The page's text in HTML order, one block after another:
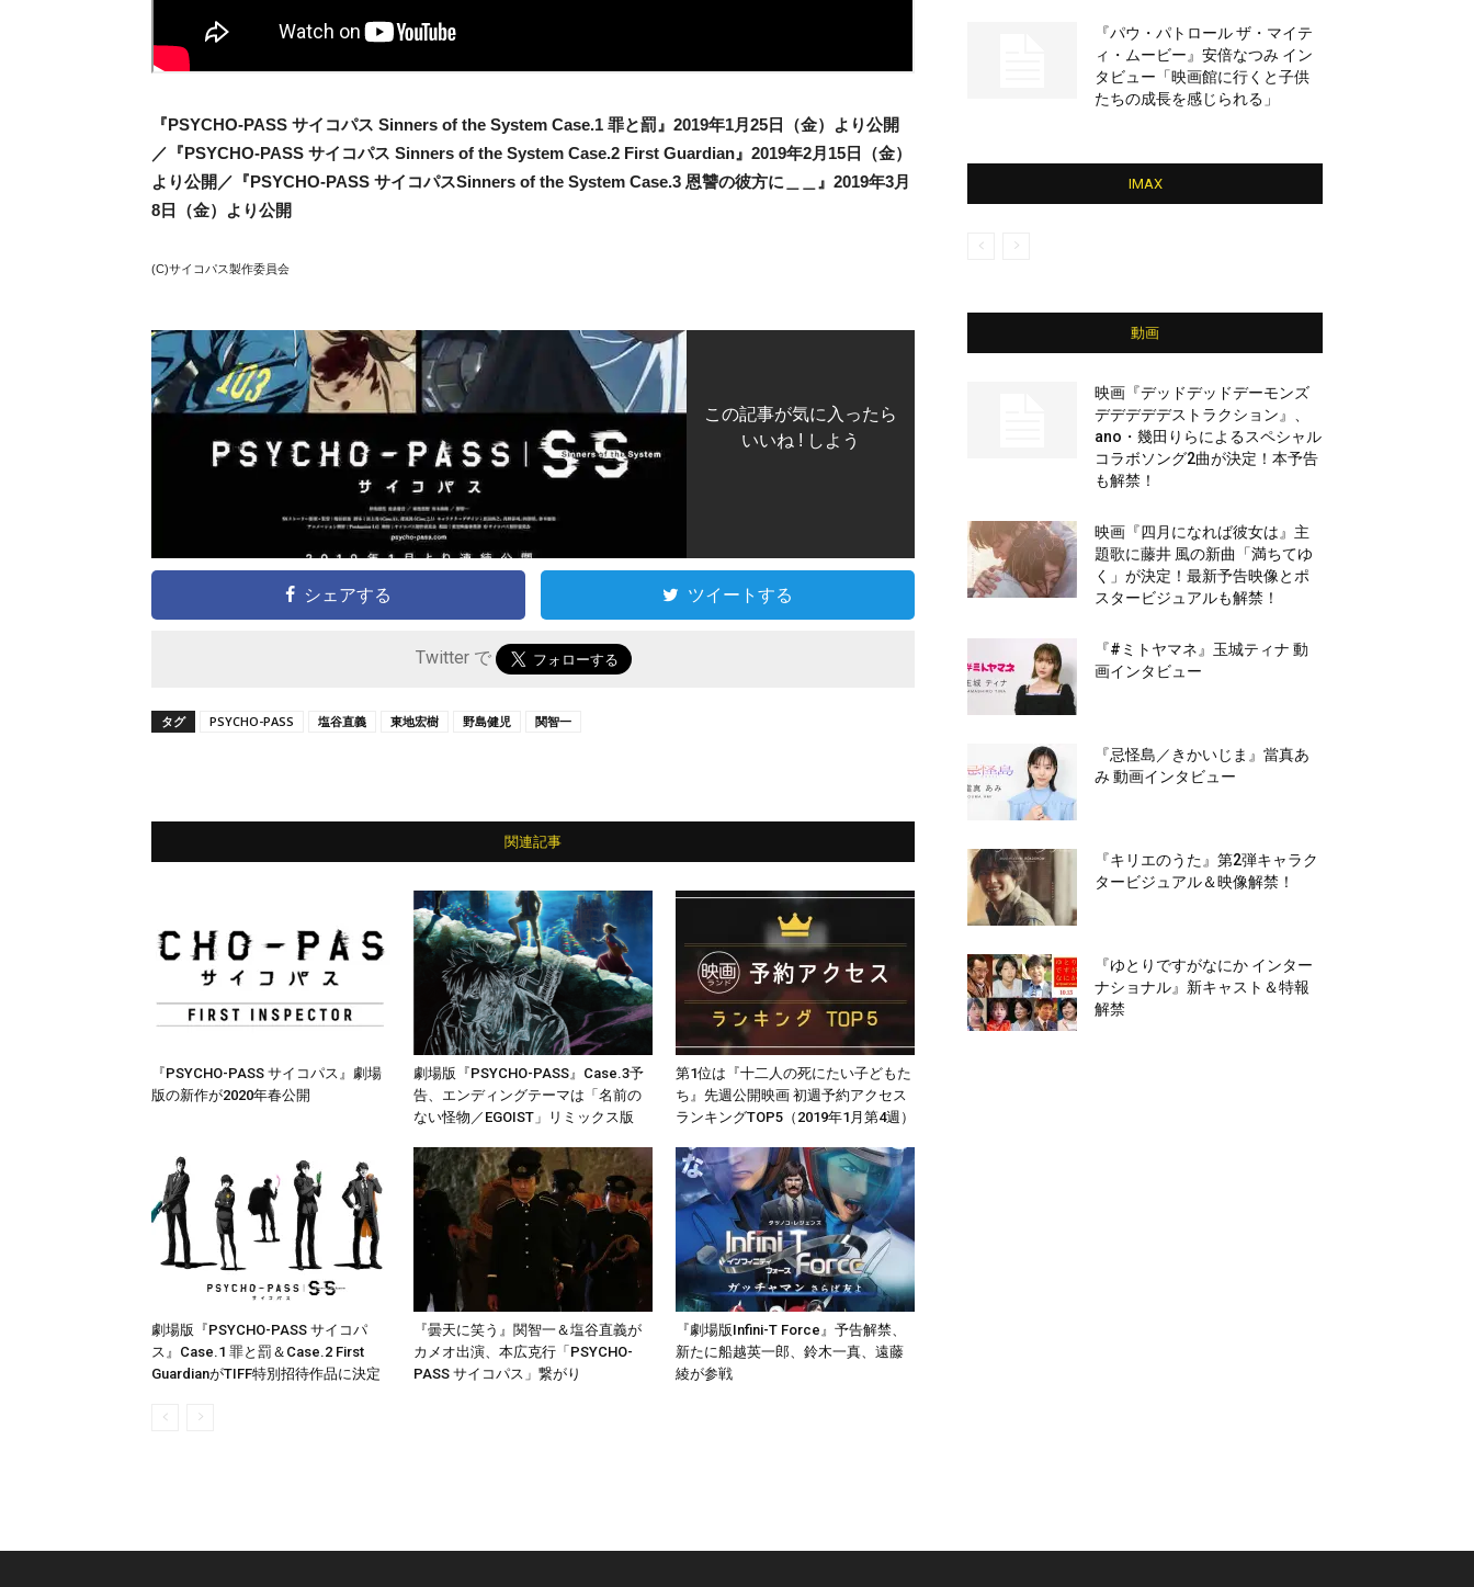
『PSYCHO-PASS サイコパス Sinners of the System Case.1 罪と罰』 2019年1月25日（金）より公開
／『PSYCHO-PASS サイコパス Sinners of the System Case.2 First Guardian』 2019年2月15日（金）
より公開／『PSYCHO-PASS サイコパスSinners of the System Case.3 恩讐の彼方に＿＿』 2019年3月
8日（金）より公開
(C)サイコパス製作委員会
この記事が気に入ったら
いいね ! しよう
シェアする ツイートする
Twitter で
タグ PSYCHO-PASS 塩谷直義 東地宏樹 野島健児 関智一
関連記事
『PSYCHO-PASS サイコパス』劇場
版の新作が2020年春公開
劇場版『PSYCHO-PASS』Case.3予
告、エンディングテーマは「名前の
ない怪物／EGOIST」リミックス版
第1位は『十二人の死にたい子どもた
ち』先週公開映画 初週予約アクセス
ランキングTOP5（2019年1月第4週）
劇場版『PSYCHO-PASS サイコパ
ス』Case.1 罪と罰＆Case.2 First
GuardianがTIFF特別招待作品に決定
『曇天に笑う』関智一＆塩谷直義が
カメオ出演、本広克行「PSYCHO-
PASS サイコパス」繋がり
『劇場版Infini-T Force』予告解禁、
新たに船越英一郎、鈴木一真、遠藤
綾が参戦
『パウ・パトロール ザ・マイテ
ィ・ムービー』安倍なつみ イン
タビュー「映画館に行くと子供
たちの成長を感じられる」
IMAX
動画
映画『デッドデッドデーモンズ
デデデデデストラクション』、
ano・幾田りらによるスペシャル
コラボソング2曲が決定！本予告
も解禁！
映画『四月になれば彼女は』主
題歌に藤井 風の新曲「満ちてゆ
く」が決定！最新予告映像とポ
スタービジュアルも解禁！
『#ミトヤマネ』玉城ティナ 動
画インタビュー
『忌怪島／きかいじま』當真あ
み 動画インタビュー
『キリエのうた』第2弾キャラク
タービジュアル＆映像解禁！
『ゆとりですがなにか インター
ナショナル』新キャスト＆特報
解禁